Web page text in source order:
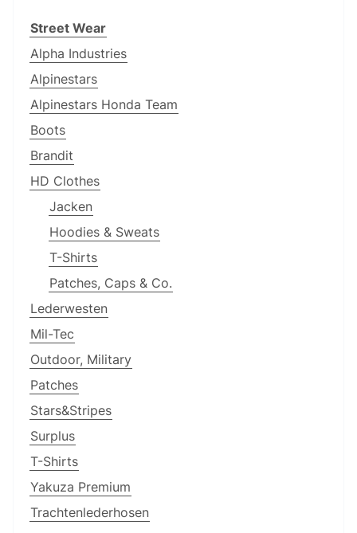
Street Wear
Alpha Industries
Alpinestars
Alpinestars Honda Team
Boots
Brandit
HD Clothes
Jacken
Hoodies & Sweats
T-Shirts
Patches, Caps & Co.
Lederwesten
Mil-Tec
Outdoor, Military
Patches
Stars&Stripes
Surplus
T-Shirts
Yakuza Premium
Trachtenlederhosen